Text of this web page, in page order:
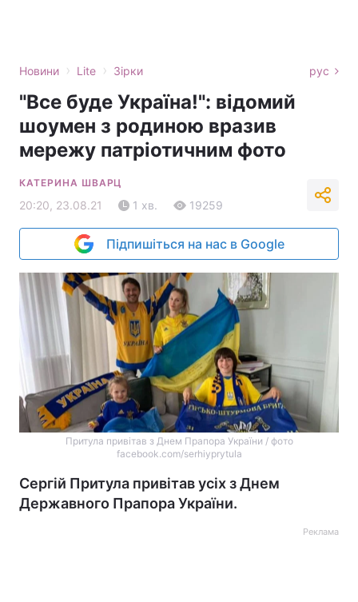
Новини › Lite › Зірки рус
"Все буде Україна!": відомий
шоумен з родиною вразив
мережу патріотичним фото
КАТЕРИНА ШВАРЦ
20:20, 23.08.21 1 хв. 19259
Підпишіться на нас в Google
Притула привітав з Днем Прапора України / фото
facebook.com/serhiyprytula
Сергій Притула привітав усіх з Днем
Державного Прапора України.
Реклама